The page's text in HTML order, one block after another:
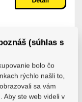
(súhlas s
bolo čo
rýchlo našli to,
sa vám
Aby ste web videli v